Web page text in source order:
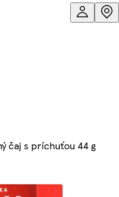
čaj s príchuťou 44 g